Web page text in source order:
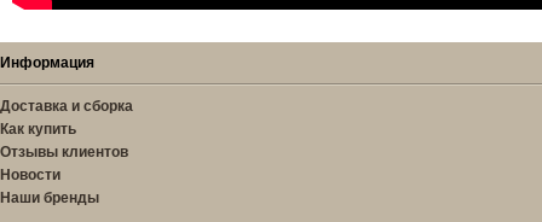
Информация
Доставка и сборка
Как купить
Отзывы клиентов
Новости
Наши бренды